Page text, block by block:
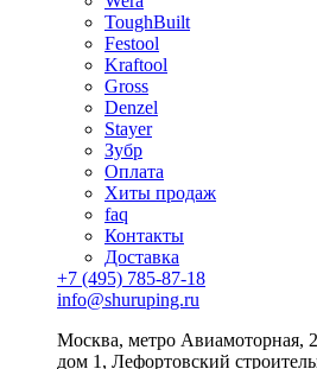
ToughBuilt
Festool
Kraftool
Gross
Denzel
Stayer
Зубр
Оплата
Хиты продаж
faq
Контакты
Доставка
+7 (495) 785-87-18
info@shuruping.ru
Москва, метро Авиамоторная,
дом 1, Лефортовский